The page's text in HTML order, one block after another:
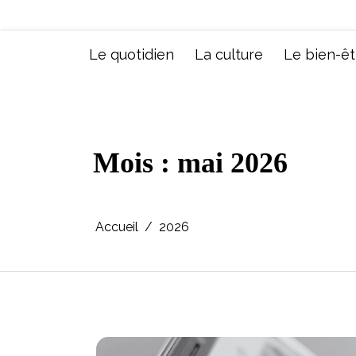
Le quotidien La culture Le bien-
Mois : mai 2026
Accueil 2026